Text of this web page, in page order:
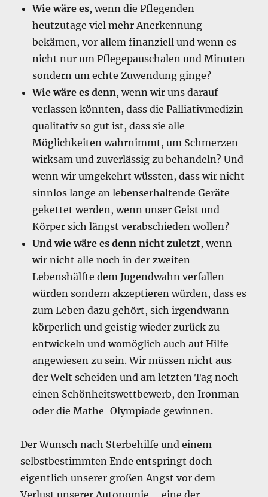
Wie wäre es, wenn die Pflegenden
heutzutage viel mehr Anerkennung
bekämen, vor allem finanziell und wenn es
nicht nur um Pflegepauschalen und Minuten
sondern um echte Zuwendung ginge?
Wie wäre es denn, wenn wir uns darauf
verlassen könnten, dass die Palliativmedizin
qualitativ so gut ist, dass sie alle
Möglichkeiten wahrnimmt, um Schmerzen
wirksam und zuverlässig zu behandeln? Und
wenn wir umgekehrt wüssten, dass wir nicht
sinnlos lange an lebenserhaltende Geräte
gekettet werden, wenn unser Geist und
Körper sich längst verabschieden wollen?
Und wie wäre es denn nicht zuletzt, wenn
wir nicht alle noch in der zweiten
Lebenshälfte dem Jugendwahn verfallen
würden sondern akzeptieren würden, dass es
zum Leben dazu gehört, sich irgendwann
körperlich und geistig wieder zurück zu
entwickeln und womöglich auch auf Hilfe
angewiesen zu sein. Wir müssen nicht aus
der Welt scheiden und am letzten Tag noch
einen Schönheitswettbewerb, den Ironman
oder die Mathe-Olympiade gewinnen.
Der Wunsch nach Sterbehilfe und einem
selbstbestimmten Ende entspringt doch
eigentlich unserer großen Angst vor dem